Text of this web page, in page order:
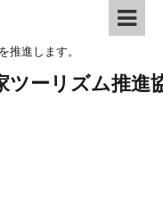
推進します。
ツーリズム推進